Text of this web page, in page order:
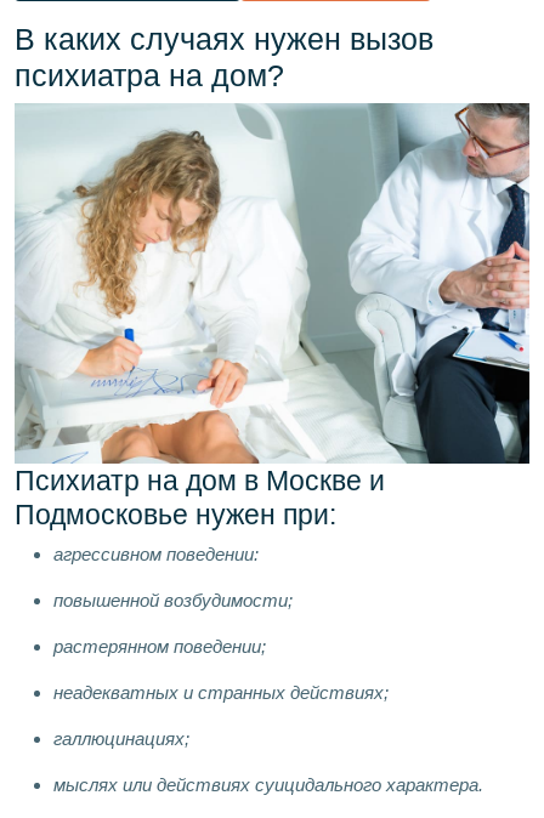
В каких случаях нужен вызов
психиатра на дом?
Психиатр на дом в Москве и
Подмосковье нужен при:
агрессивном поведении:
повышенной возбудимости;
растерянном поведении;
неадекватных и странных действиях;
галлюцинациях;
мыслях или действиях суицидального характера.